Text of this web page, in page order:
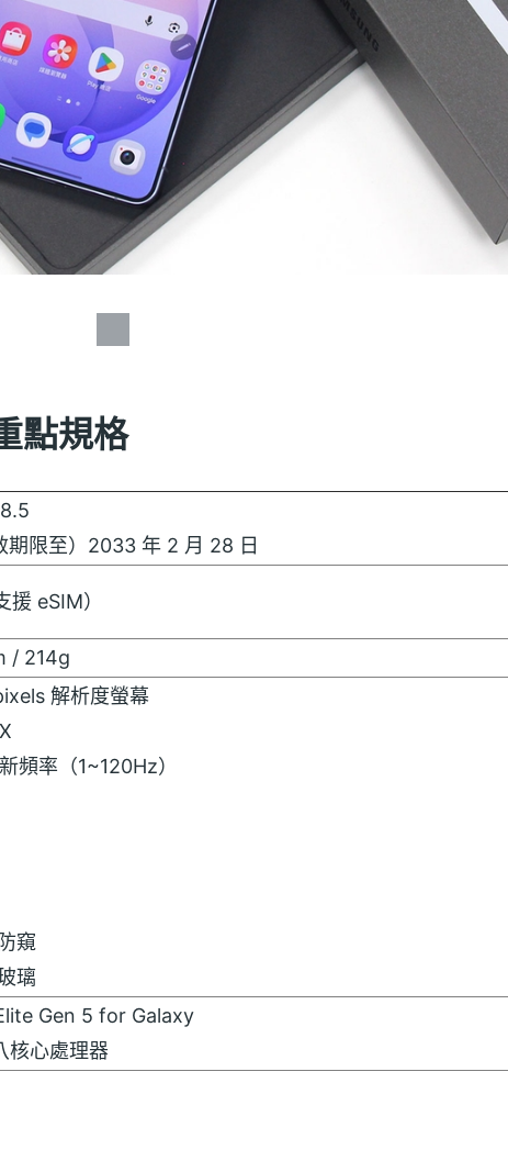
點規格
期限至）2033 年 2 月 28 日
eSIM）
/ 214g
解析度螢幕
頻率（1~120Hz）
窺
璃
Gen 5 for Galaxy
核心處理器